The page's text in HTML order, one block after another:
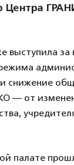
Центра
выступила за
снижение
— от
палате